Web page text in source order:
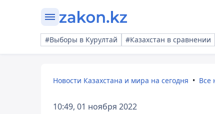
#Выборы в Курултай #Казахстан в сравнении
Новости Казахстана и мира на сегодня Все
10:49, 01 ноября 2022